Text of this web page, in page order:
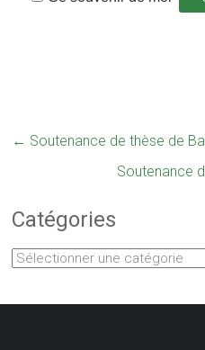
← Soutenance de thèse de
Soutenance
Catégories
Catégories